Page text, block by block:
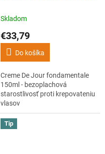
bezoplachová starostlivosť
Skladom
€33,79
Do košíka
Creme De Jour fondamentale
150ml - bezoplachová
starostlivosť proti krepovateniu
vlasov
Tip